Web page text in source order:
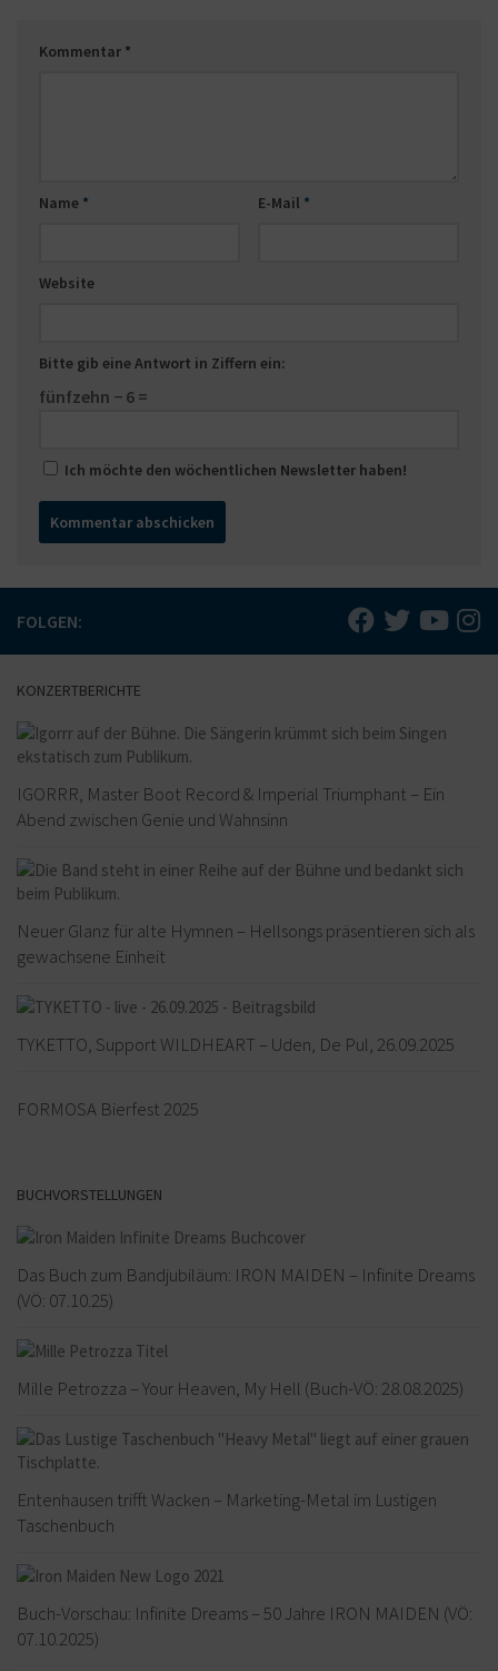
Kommentar *
Name * E-Mail *
Website
Bitte gib eine Antwort in Ziffern ein:
fünfzehn − 6 =
Ich möchte den wöchentlichen Newsletter haben!
FOLGEN:
KONZERTBERICHTE
IGORRR, Master Boot Record & Imperial Triumphant – Ein
Abend zwischen Genie und Wahnsinn
Neuer Glanz für alte Hymnen – Hellsongs präsentieren sich als
gewachsene Einheit
TYKETTO, Support WILDHEART – Uden, De Pul, 26.09.2025
FORMOSA Bierfest 2025
BUCHVORSTELLUNGEN
Das Buch zum Bandjubiläum: IRON MAIDEN – Infinite Dreams
(VÖ: 07.10.25)
Mille Petrozza – Your Heaven, My Hell (Buch-VÖ: 28.08.2025)
Entenhausen trifft Wacken – Marketing-Metal im Lustigen
Taschenbuch
Buch-Vorschau: Infinite Dreams – 50 Jahre IRON MAIDEN (VÖ:
07.10.2025)